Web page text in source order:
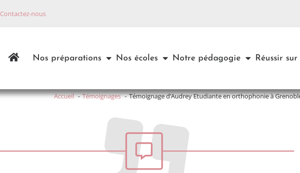
Contactez-nous
Nos préparations Nos écoles Notre pédagogie Réussir
Accueil Témoignages Témoignage d’Audrey Etudiante en orthophonie à